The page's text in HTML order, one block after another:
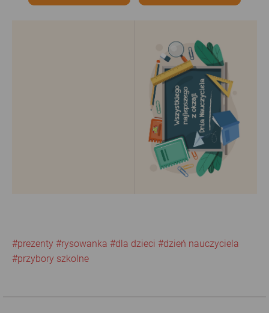
#prezenty #rysowanka #dla dzieci #dzień nauczyciela
#przybory szkolne